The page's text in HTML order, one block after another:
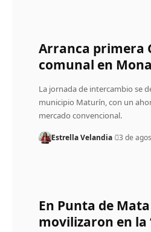
Arranca primera
comunal en
La jornada de intercambio se
municipio Maturín, con un
mercado convencional.
Estrella Velandia 3 de
En Punta de
movilizaron en la